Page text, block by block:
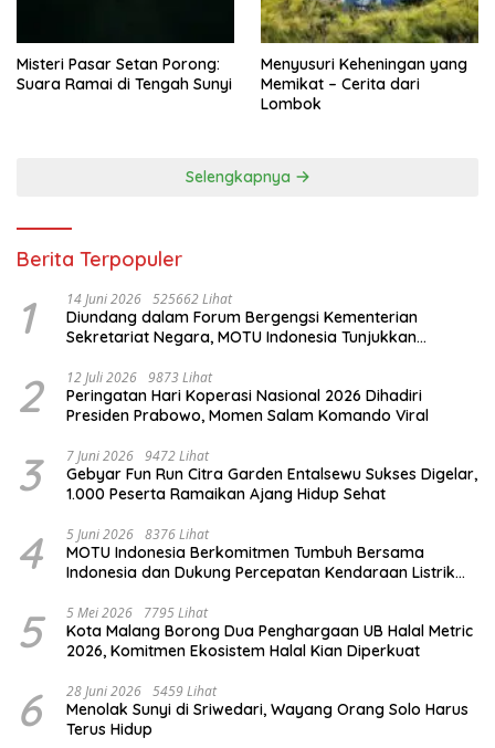
Misteri Pasar Setan Porong:
Suara Ramai di Tengah Sunyi
Menyusuri Keheningan yang
Memikat – Cerita dari
Lombok
Selengkapnya
Berita Terpopuler
1 14 Juni 2026 525662 Lihat
Diundang dalam Forum Bergengsi Kementerian
Sekretariat Negara, MOTU Indonesia Tunjukkan
2 12 Juli 2026 9873 Lihat
Peringatan Hari Koperasi Nasional 2026 Dihadiri
Presiden Prabowo, Momen Salam Komando Viral
3 7 Juni 2026 9472 Lihat
Gebyar Fun Run Citra Garden Entalsewu Sukses Digelar,
1.000 Peserta Ramaikan Ajang Hidup Sehat
4 5 Juni 2026 8376 Lihat
MOTU Indonesia Berkomitmen Tumbuh Bersama
Indonesia dan Dukung Percepatan Kendaraan Listrik
5 5 Mei 2026 7795 Lihat
Kota Malang Borong Dua Penghargaan UB Halal Metric
2026, Komitmen Ekosistem Halal Kian Diperkuat
6 28 Juni 2026 5459 Lihat
Menolak Sunyi di Sriwedari, Wayang Orang Solo Harus
Terus Hidup